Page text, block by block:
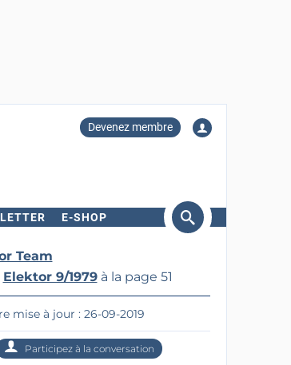
Devenez membre
E-SHOP
Team
Elektor 9/1979à la page 51
mise à jour : 26-09-2019
Participez à la conversation